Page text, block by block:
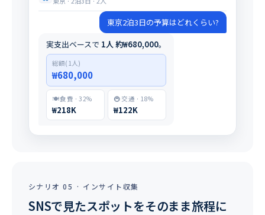
東京2泊3日の予算はどれくらい?
実支出ベースで 1人 約₩680,000。
総額(1人)
₩680,000
🍽️ 食費 · 32%
₩218K
🚇 交通 · 18%
₩122K
シナリオ 05 · インサイト収集
SNSで見たスポットをそのまま旅程に